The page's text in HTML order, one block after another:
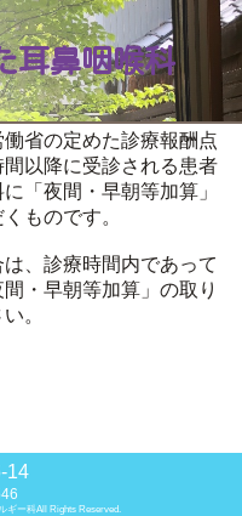
耳鼻咽喉科
働省の定めた診療報酬点
以降に受診される患者
「夜間・早朝等加算」
ものです。
、診療時間内であって
・早朝等加算」の取り
。
14
ギー科All Rights Reserved.